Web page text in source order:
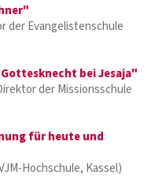
der Evangelistenschule
bei Jesaja"
der Missionsschule
für heute und
Hochschule, Kassel)